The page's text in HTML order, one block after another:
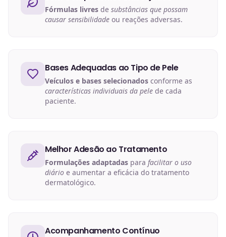
Fórmulas livres de substâncias que possam
causar sensibilidade ou reações adversas.
Bases Adequadas ao Tipo de Pele
Veículos e bases selecionados conforme as
características individuais da pele de cada
paciente.
Melhor Adesão ao Tratamento
Formulações adaptadas para facilitar o uso
diário e aumentar a eficácia do tratamento
dermatológico.
Acompanhamento Contínuo